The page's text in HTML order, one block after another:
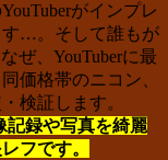
がインプレ
す…。そして誰もが
ぜ、YouTuberに最
格帯のニコン、
検証します。
記録や写真を綺麗
フです。